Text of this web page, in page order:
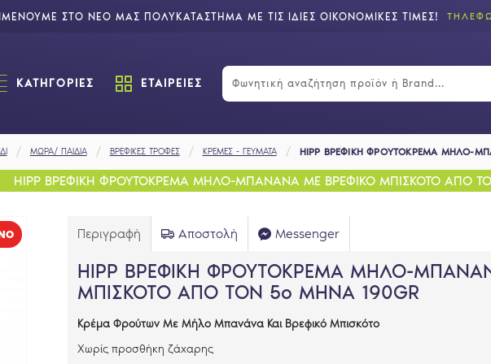
ΣΤΟ ΝΕΟ ΜΑΣ ΠΟΛΥΚΑΤΑΣΤΗΜΑ ΜΕ ΤΙΣ ΙΔΙΕΣ ΟΙΚΟΝΟΜΙΚΕΣ ΤΙΜΕΣ!
ΚΑΤΗΓΟΡΊΕΣ ΕΤΑΙΡΕΙΕΣ
ΜΩΡΑ/ ΠΑΙΔΙΑ ΒΡΕΦΙΚΕΣ ΤΡΟΦΕΣ ΚΡΕΜΕΣ - ΓΕΥΜΑΤΑ HIPP ΒΡΕΦΙΚΗ ΦΡΟΥΤΟΚΡΕΜΑ ΜΗΛΟ-
HIPP ΒΡΕΦΙΚΗ ΦΡΟΥΤΟΚΡΕΜΑ ΜΗΛΟ-ΜΠΑΝΑΝΑ ΜΕ ΒΡΕΦΙΚΟ ΜΠΙΣΚΟΤΟ ΑΠΟ
Περιγραφή Αποστολή Messenger
HIPP ΒΡΕΦΙΚΗ ΦΡΟΥΤΟΚΡΕΜΑ ΜΗΛΟ-
ΜΠΙΣΚΟΤΟ ΑΠΟ ΤΟΝ 5ο ΜΗΝΑ 190GR
Κρέμα Φρούτων Με Μήλο Μπανάνα Και Βρεφικό Μπισκότο
Χωρίς προσθήκη ζάχαρης